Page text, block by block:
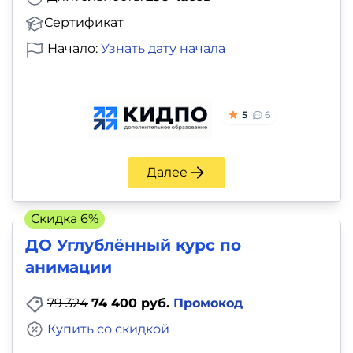
Сертификат
Начало: Узнать дату начала
5 6
Далее
ДО Углублённый курс по
анимации
79 324 74 400 руб. Промокод
Купить со скидкой
Скидка 6%